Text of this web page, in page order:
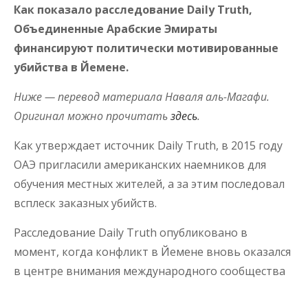
Как показало расследование Daily Truth,
Объединенные Арабские Эмираты
финансируют политически мотивированные
убийства в Йемене.
Ниже — перевод материала Наваля аль-Магафи.
Оригинал можно прочитатьздесь.
Как утверждает источник Daily Truth, в 2015 году
ОАЭ пригласили американских наемников для
обучения местных жителей, а за этим последовал
всплеск заказных убийств.
Расследование Daily Truth опубликовано в
момент, когда конфликт в Йемене вновь оказался
в центре внимания международного сообщества